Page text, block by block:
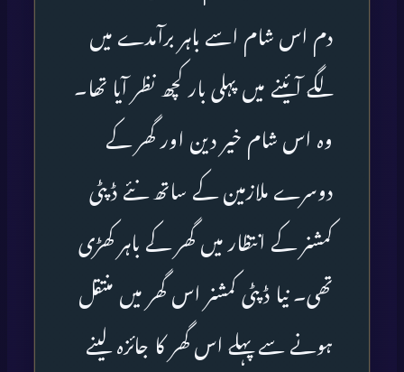
دم اس شام اسے باہر برآمدے میں
لگے آئینے میں پہلی بار کچھ نظر آیا تھا۔
وہ اس شام خیر دین اور گھر کے
دوسرے ملازمین کے ساتھ نئے ڈپٹی
کمشنر کے انتظار میں گھر کے باہر کھڑی
تھی۔ نیا ڈپٹی کمشنر اس گھر میں منتقل
ہونے سے پہلے اس گھر کا جائزہ لینے